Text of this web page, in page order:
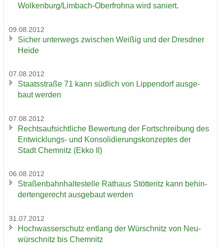
Wol­ken­burg/Limbach-​Oberfrohna wird sa­niert.
09.08.2012
Si­cher un­ter­wegs zwi­schen Wei­ßig und der Dresd­ner
Heide
07.08.2012
Staats­stra­ße 71 kann süd­lich von Lip­pen­dorf aus­ge­
baut wer­den
07.08.2012
Rechts­auf­sicht­li­che Be­wer­tung der Fort­schrei­bung des
Entwicklungs-​ und Kon­so­li­die­rungs­kon­zep­tes der
Stadt Chem­nitz (Ekko II)
06.08.2012
Stra­ßen­bahn­hal­te­stel­le Rat­haus Stöt­teritz kann be­hin­
der­ten­ge­recht aus­ge­baut wer­den
31.07.2012
Hoch­was­ser­schutz ent­lang der Wür­schnitz von Neu­
wür­schnitz bis Chem­nitz